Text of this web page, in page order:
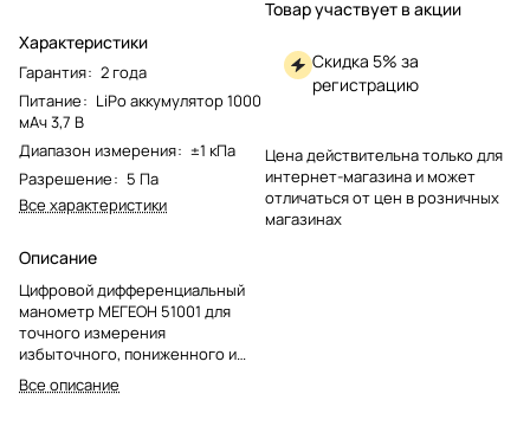
Характеристики
Гарантия: 2 года
Питание: LiPo аккумулятор 1000
мАч 3,7 В
Диапазон измерения: ±1 кПа
Разрешение: 5 Па
Все характеристики
Описание
Цифровой дифференциальный
манометр МЕГЕОН 51001 для
точного измерения
избыточного, пониженного и
дифференциального давлений.
Функции удержания данных,
Все описание
Товар участвует в акции
Скидка 5% за
регистрацию
Цена действительна только для
интернет-магазина и может
отличаться от цен в розничных
магазинах